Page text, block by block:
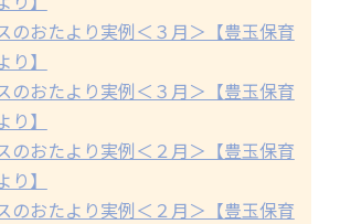
のおたより実例＜３月＞【豊玉保育
】
のおたより実例＜３月＞【豊玉保育
】
のおたより実例＜２月＞【豊玉保育
】
のおたより実例＜２月＞【豊玉保育